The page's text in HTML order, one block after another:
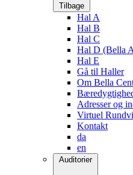
Tilbage
Hal A
Hal B
Hal C
Hal D (Bella
Hal E
Gå til Haller
Om Bella
Adresser og
Virtuel
Kontakt
da
en
Auditorier